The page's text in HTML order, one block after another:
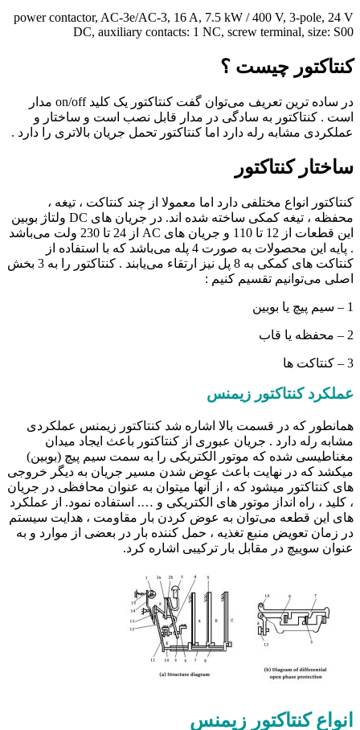
power contactor, AC-3e/AC-3, 16 A, 7.5 kW / 400 V, 3-pole, 24 V
DC, auxiliary contacts: 1 NC, screw terminal, size: S00
کنتاکتور چیست ؟
در ساده ترین تعریف می‌توان گفت کنتاکتور یک کلید on/off مدار
است . کنتاکتور به سادگی در مدار قابل نصب است و ساختار و
عملکردی مشابه رله دارد اما کنتاکتور تحمل جریان بالاتری را دارد .
ساختار کنتاکتور
کنتاکتور انواع مختلفی دارد اما معمولا از چند کنتاکت ، تیغه ،
محفظه ، تیغه کمکی ساخته شده اند. در جریان های DC ولتاژ بوبین
این قطعات از 12 تا 110 و جریان های AC از 24 تا 230 ولت می‌باشد
. پایه این محصولات به صورت 4 پله می‌باشد که با استفاده از
کنتاکت های کمکی به 8 پل نیز ارتقاء می‌یابند . کنتاکتور را به 3 بخش
اصلی می‌توانیم تقسیم کنیم :
1 – سیم پیچ یا بوبین
2 – محفظه یا قاب
3 – کنتاکت ها
عملکرد کنتاکتور زیمنس
همانطور که در قسمت بالا اشاره شد کنتاکتور زیمنس عملکردی
مشابه رله دارد . جریان عبوری از کنتاکتور باعث ایجاد میدان
مغناطیسی شده که موتور الکتریکی را به سمت سیم پیچ (بوبین)
میکشد که در نهایت باعث عوض شدن مسیر جریان به دیگر خروجی
های کنتاکتور میشود که ، از آنها میتوان به عنوان محافظی در جریان
، کلید ، راه انداز موتور های الکتریکی و …. استفاده نمود. از عملکرد
های این قطعه می‌توان به عوض کردن بار مقاومت ، هدایت سیستم
در زمان تعویض منبع تغذیه ، حمل کننده بار در بعضی از موارد و به
عنوان سوییچ در مقابل بار ترکیبی اشاره کرد.
انواع کنتاکتور زیمنس